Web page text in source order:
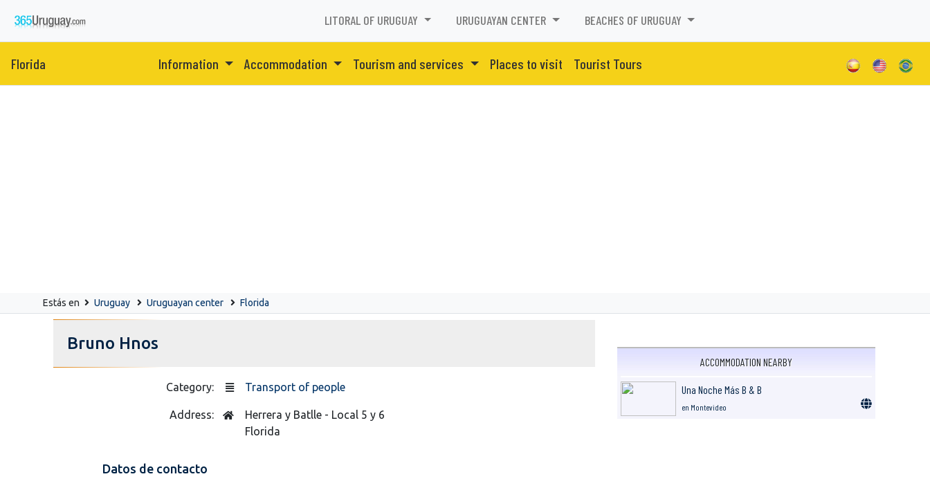
LITORAL OF URUGUAY URUGUAYAN CENTER BEACHES OF URUGUAY
Florida Information Accommodation Tourism and services Places to visit Tourist Tours
Estás en Uruguay Uruguayan center Florida
Bruno Hnos
Category: Transport of people
Address:
Herrera y Batlle - Local 5 y 6
Florida
Datos de contacto
ACCOMMODATION NEARBY
Una Noche Más B & B
en Montevideo